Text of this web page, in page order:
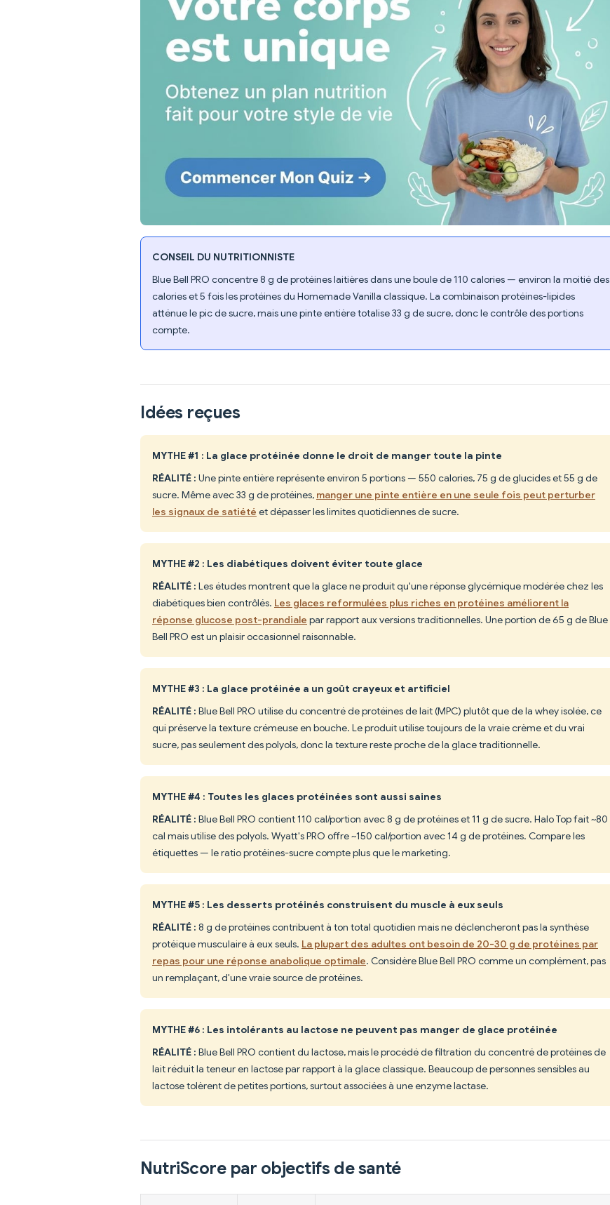
CONSEIL DU NUTRITIONNISTE
Blue Bell PRO concentre 8 g de protéines laitières dans une boule de 110 calories — environ la moitié des
calories et 5 fois les protéines du Homemade Vanilla classique. La combinaison protéines-lipides
atténue le pic de sucre, mais une pinte entière totalise 33 g de sucre, donc le contrôle des portions
compte.
Idées reçues
MYTHE #1 : La glace protéinée donne le droit de manger toute la pinte
RÉALITÉ : Une pinte entière représente environ 5 portions — 550 calories, 75 g de glucides et 55 g de
sucre. Même avec 33 g de protéines, manger une pinte entière en une seule fois peut perturber
les signaux de satiété et dépasser les limites quotidiennes de sucre.
MYTHE #2 : Les diabétiques doivent éviter toute glace
RÉALITÉ : Les études montrent que la glace ne produit qu'une réponse glycémique modérée chez les
diabétiques bien contrôlés. Les glaces reformulées plus riches en protéines améliorent la
réponse glucose post-prandiale par rapport aux versions traditionnelles. Une portion de 65 g de Blue
Bell PRO est un plaisir occasionnel raisonnable.
MYTHE #3 : La glace protéinée a un goût crayeux et artificiel
RÉALITÉ : Blue Bell PRO utilise du concentré de protéines de lait (MPC) plutôt que de la whey isolée, ce
qui préserve la texture crémeuse en bouche. Le produit utilise toujours de la vraie crème et du vrai
sucre, pas seulement des polyols, donc la texture reste proche de la glace traditionnelle.
MYTHE #4 : Toutes les glaces protéinées sont aussi saines
RÉALITÉ : Blue Bell PRO contient 110 cal/portion avec 8 g de protéines et 11 g de sucre. Halo Top fait ~80
cal mais utilise des polyols. Wyatt's PRO offre ~150 cal/portion avec 14 g de protéines. Compare les
étiquettes — le ratio protéines-sucre compte plus que le marketing.
MYTHE #5 : Les desserts protéinés construisent du muscle à eux seuls
RÉALITÉ : 8 g de protéines contribuent à ton total quotidien mais ne déclencheront pas la synthèse
protéique musculaire à eux seuls. La plupart des adultes ont besoin de 20-30 g de protéines par
repas pour une réponse anabolique optimale. Considère Blue Bell PRO comme un complément, pas
un remplaçant, d'une vraie source de protéines.
MYTHE #6 : Les intolérants au lactose ne peuvent pas manger de glace protéinée
RÉALITÉ : Blue Bell PRO contient du lactose, mais le procédé de filtration du concentré de protéines de
lait réduit la teneur en lactose par rapport à la glace classique. Beaucoup de personnes sensibles au
lactose tolèrent de petites portions, surtout associées à une enzyme lactase.
NutriScore par objectifs de santé